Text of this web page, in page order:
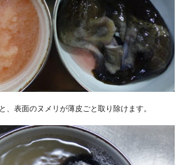
、表面のヌメリが薄皮ごと取り除けます。